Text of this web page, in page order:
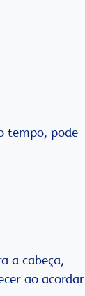
tempo, pode
a cabeça,
ao